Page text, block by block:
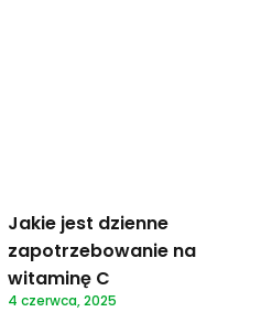
Jakie jest dzienne
zapotrzebowanie na
witaminę C
4 czerwca, 2025